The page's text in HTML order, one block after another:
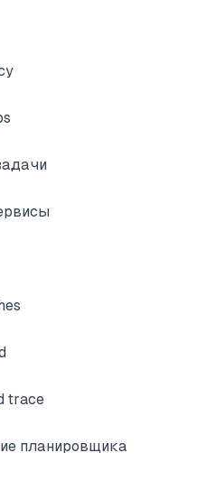
trace
планировщика